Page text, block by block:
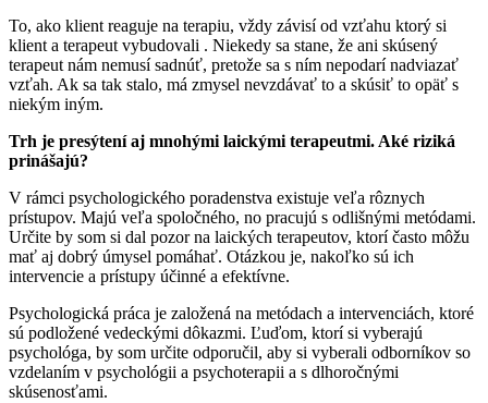
To, ako klient reaguje na terapiu, vždy závisí od vzťahu ktorý si
klient a terapeut vybudovali . Niekedy sa stane, že ani skúsený
terapeut nám nemusí sadnúť, pretože sa s ním nepodarí nadviazať
vzťah. Ak sa tak stalo, má zmysel nevzdávať to a skúsiť to opäť s
niekým iným.
Trh je presýtení aj mnohými laickými terapeutmi. Aké riziká
prinášajú?
V rámci psychologického poradenstva existuje veľa rôznych
prístupov. Majú veľa spoločného, no pracujú s odlišnými metódami.
Určite by som si dal pozor na laických terapeutov, ktorí často môžu
mať aj dobrý úmysel pomáhať. Otázkou je, nakoľko sú ich
intervencie a prístupy účinné a efektívne.
Psychologická práca je založená na metódach a intervenciách, ktoré
sú podložené vedeckými dôkazmi. Ľuďom, ktorí si vyberajú
psychológa, by som určite odporučil, aby si vyberali odborníkov so
vzdelaním v psychológii a psychoterapii a s dlhoročnými
skúsenosťami.